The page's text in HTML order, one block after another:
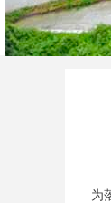
为